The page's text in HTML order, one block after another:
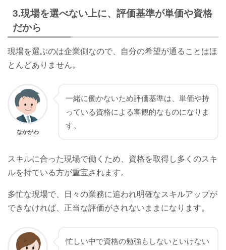
3.現場を選べない上に、評価基準が単価や資格
だから
現場を選ぶのは企業側なので、自分の希望が通ることはほ
とんどありません。
なかがわ
一緒に働かないため評価基準は、単価や持
っている資格による客観的なものになりま
す。
スキルに合った現場で働くため、資格を取得し多くのスキ
ルを持ている方が重宝されます。
多忙な現場で、日々の業務に追われ明確なスキルアップが
できなければ、正当な評価がされないままになります。
忙しい中で資格の勉強もしないといけない